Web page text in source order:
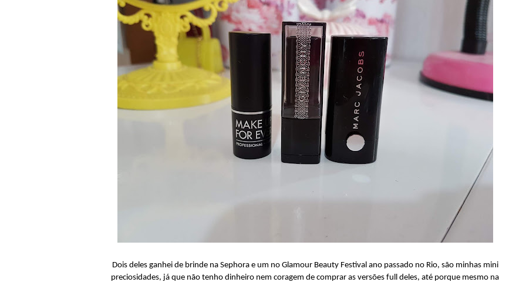
Dois deles ganhei de brinde na Sephora e um no Glamour Beauty Festival ano passado no Rio, são minhas mini
preciosidades, já que não tenho dinheiro nem coragem de comprar as versões full deles, até porque mesmo na